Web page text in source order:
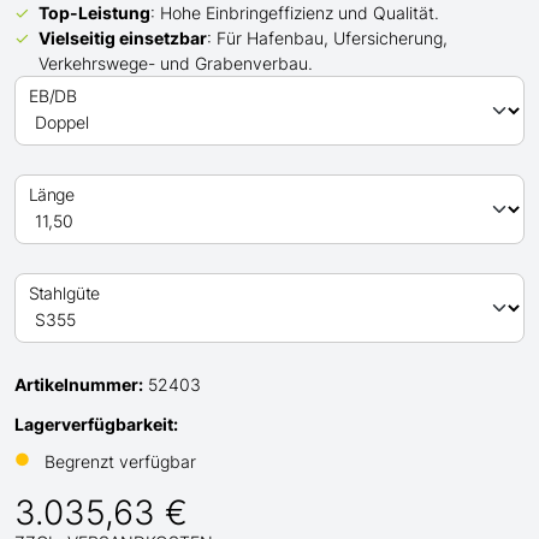
Top-Leistung: Hohe Einbringeffizienz und Qualität.
Vielseitig einsetzbar: Für Hafenbau, Ufersicherung,
Verkehrswege- und Grabenverbau.
EB/DB
Länge
Stahlgüte
Artikelnummer: 52403
Lagerverfügbarkeit:
●
Begrenzt verfügbar
3.035,63 €